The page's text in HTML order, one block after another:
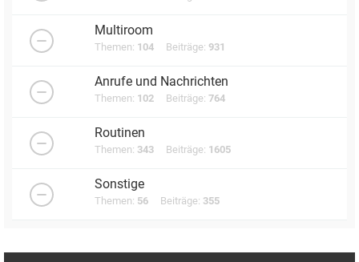
Multiroom
Themen: 104 Beiträge: 931
Anrufe und Nachrichten
Themen: 102 Beiträge: 764
Routinen
Themen: 343 Beiträge: 1605
Sonstige
Themen: 56 Beiträge: 355